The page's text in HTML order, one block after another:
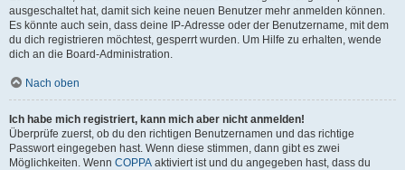
ausgeschaltet hat, damit sich keine neuen Benutzer mehr anmelden können.
Es könnte auch sein, dass deine IP-Adresse oder der Benutzername, mit dem
du dich registrieren möchtest, gesperrt wurden. Um Hilfe zu erhalten, wende
dich an die Board-Administration.
Nach oben
Ich habe mich registriert, kann mich aber nicht anmelden!
Überprüfe zuerst, ob du den richtigen Benutzernamen und das richtige
Passwort eingegeben hast. Wenn diese stimmen, dann gibt es zwei
Möglichkeiten. Wenn COPPA aktiviert ist und du angegeben hast, dass du